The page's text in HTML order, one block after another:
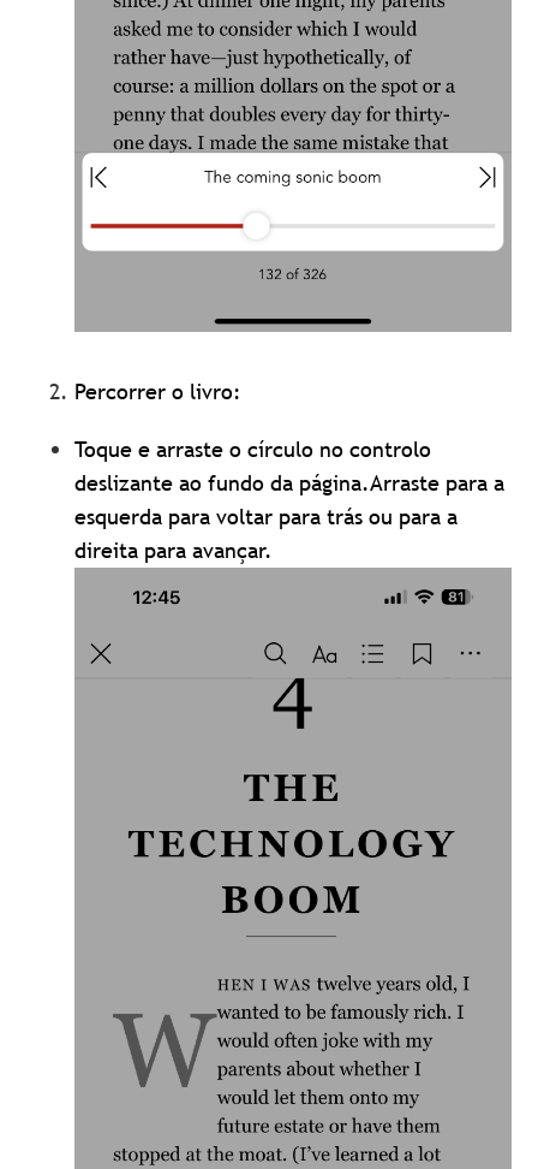
Percorrer o livro:
Toque e arraste o círculo no controlo
deslizante ao fundo da página.Arraste para a
esquerda para voltar para trás ou para a
direita para avançar.